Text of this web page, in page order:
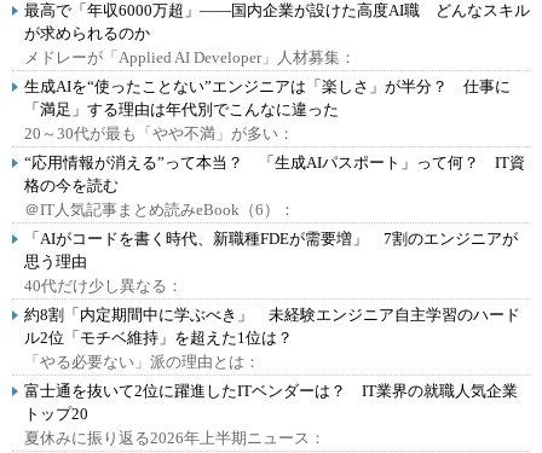
最高で「年収6000万超」――国内企業が設けた高度AI職 どんなスキル
が求められるのか
メドレーが「Applied AI Developer」人材募集：
生成AIを“使ったことない”エンジニアは「楽しさ」が半分？ 仕事に
「満足」する理由は年代別でこんなに違った
20～30代が最も「やや不満」が多い：
“応用情報が消える”って本当？ 「生成AIパスポート」って何？ IT資
格の今を読む
＠IT人気記事まとめ読みeBook（6）：
「AIがコードを書く時代、新職種FDEが需要増」 7割のエンジニアが
思う理由
40代だけ少し異なる：
約8割「内定期間中に学ぶべき」 未経験エンジニア自主学習のハード
ル2位「モチベ維持」を超えた1位は？
「やる必要ない」派の理由とは：
富士通を抜いて2位に躍進したITベンダーは？ IT業界の就職人気企業
トップ20
夏休みに振り返る2026年上半期ニュース：